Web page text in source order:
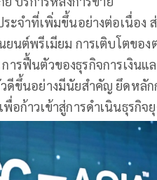
ระจำที่เพิ่มขึ้นอย่างต่อเนื่อ
นต์พรีเมียม การเติบโตขอ
การฟื้นตัวของธุรกิจการเงิน
ดีขึ้นอย่างมีนัยสำคัญ ยึดหลั
อก้าวเข้าสู่การดำเนินธุรกิจ